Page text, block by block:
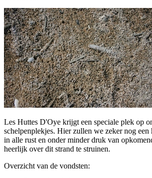
Les Huttes D'Oye krijgt een speciale plek op
schelpenplekjes. Hier zullen we zeker nog een
in alle rust en onder minder druk van
heerlijk over dit strand te struinen.
Overzicht van de vondsten: